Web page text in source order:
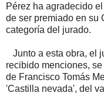
Pérez ha agradecido
de ser premiado en su
categoría del jurado.
Junto a esta obra, el
recibido menciones,
de Francisco Tomás
'Castilla nevada', del